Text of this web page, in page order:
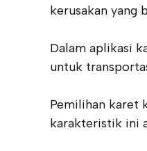
kerusakan yang
Dalam aplikasi
untuk
Pemilihan karet
karakteristik ini